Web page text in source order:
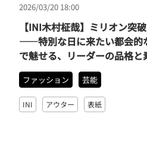
2026/03/20 18:00
【INI木村柾哉】ミリオン突
――特別な日に来たい都会的
で魅せる、リーダーの品格と
ファッション 芸能
INI アウター 表紙